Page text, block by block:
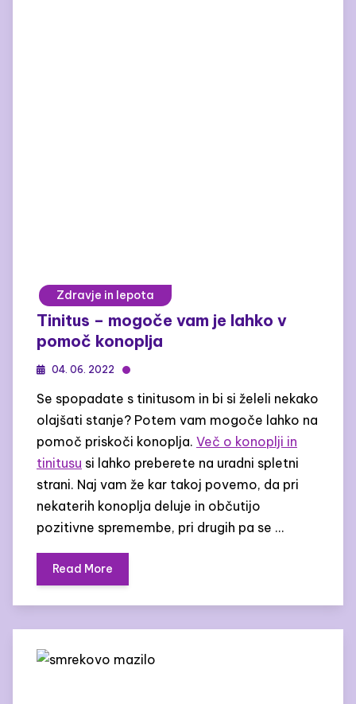
Zdravje in lepota
Tinitus – mogoče vam je lahko v
pomoč konoplja
04. 06. 2022
Se spopadate s tinitusom in bi si želeli nekako
olajšati stanje? Potem vam mogoče lahko na
pomoč priskoči konoplja. Več o konoplji in
tinitusu si lahko preberete na uradni spletni
strani. Naj vam že kar takoj povemo, da pri
nekaterih konoplja deluje in občutijo
pozitivne spremembe, pri drugih pa se …
Read More